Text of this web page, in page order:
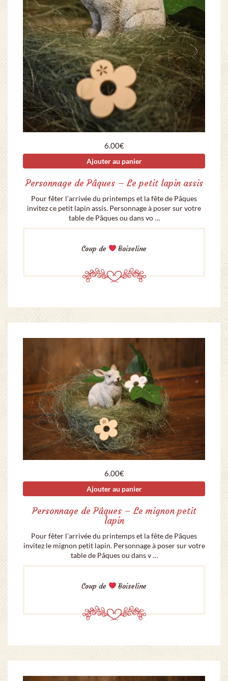
6.00€
Ajouter au panier
Personnage de Pâques – Le petit lapin assis
Pour fêter l’arrivée du printemps et la fête de Pâques
invitez ce petit lapin assis. Personnage à poser sur votre
table de Pâques ou dans vo …
Coup de Boiseline
6.00€
Ajouter au panier
Personnage de Pâques – Le mignon petit
lapin
Pour fêter l’arrivée du printemps et la fête de Pâques
invitez le mignon petit lapin. Personnage à poser sur votre
table de Pâques ou dans v …
Coup de Boiseline